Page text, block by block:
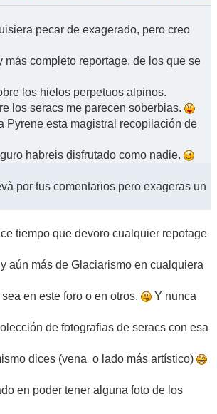
pecar de exagerado, pero creo
más completo reportage, de los que se
los hielos perpetuos alpinos.
los seracs me parecen soberbias.
Pyrene esta magistral recopilación de
habreis disfrutado como nadie.
por tus comentarios pero exageras un
tiempo que devoro cualquier repotage
aún más de Glaciarismo en cualquiera
en este foro o en otros.
Y nunca
de fotografias de seracs con esa
dices (vena o lado más artístico)
en poder tener alguna foto de los